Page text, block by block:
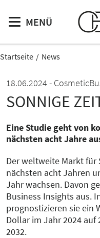
MENÜ
Startseite News
18.06.2024
SONNIGE
Eine Studie geht von
nächsten acht Jahre
Der weltweite Markt
nächsten acht Jahren
Jahr wachsen. Davon
Business Insights aus.
prognostizieren sie ein
Dollar im Jahr 2024
2032.